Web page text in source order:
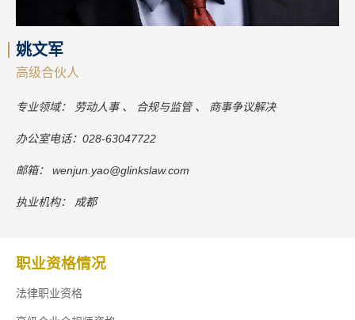
姚文军
高级合伙人
专业领域： 劳动人事 合规与监管 商事争议解决
办公室电话： 028-63047722
邮箱： wenjun.yao@glinkslaw.com
执业机构： 成都
职业资格情况
法律职业资格